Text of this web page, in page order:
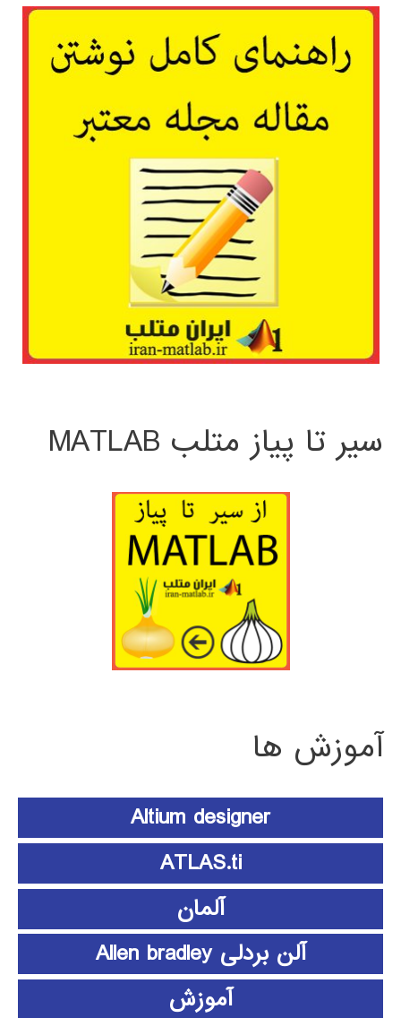
سیر تا پیاز متلب MATLAB
آموزش ها
Altium designer
ATLAS.ti
آلمان
آلن بردلی Allen bradley
آموزش